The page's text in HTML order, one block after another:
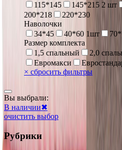
115*145
145*215 2 шт
200*218
220*230
Наволочки
34*45
40*60 1шт
Размер комплекта
1,5 спальный
2,0
Евромакси
× сбросить фильтры
Вы выбрали:
В наличии✖
очистить выбор
Рубрики